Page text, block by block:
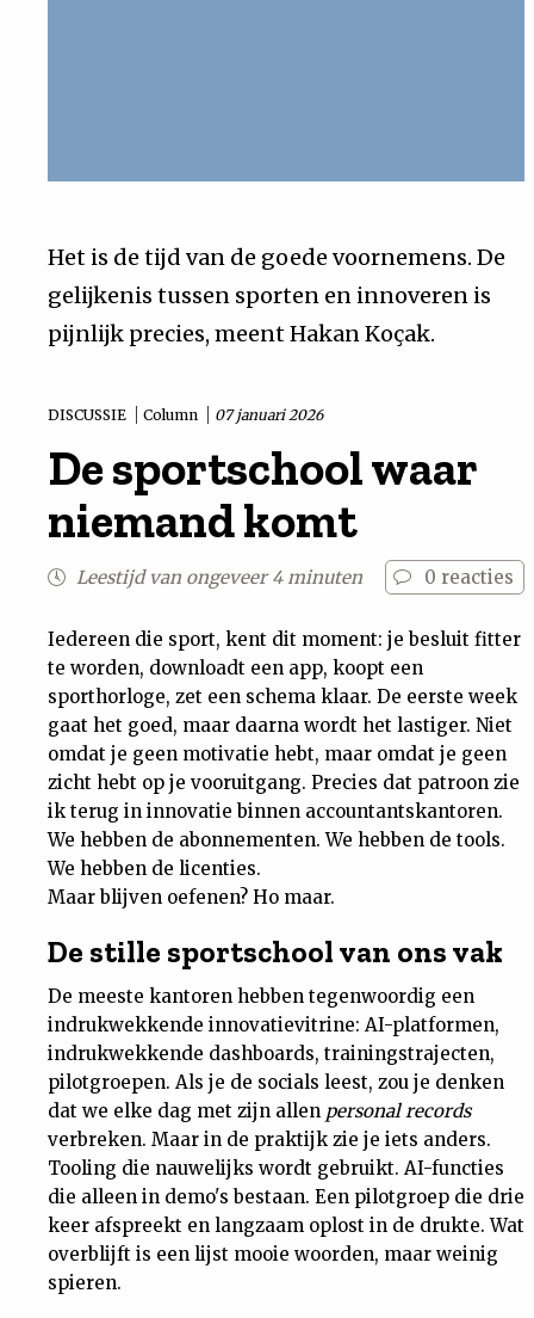
Magazine
Dossiers
Nieuwsbrief
Contact
Het is de tijd van de goede voornemens. De
gelijkenis tussen sporten en innoveren is
pijnlijk precies, meent Hakan Koçak.
DISCUSSIE Column 07 januari 2026
De sportschool waar
niemand komt
Leestijd van ongeveer 4 minuten 0 reacties
Iedereen die sport, kent dit moment: je besluit fitter
te worden, downloadt een app, koopt een
sporthorloge, zet een schema klaar. De eerste week
gaat het goed, maar daarna wordt het lastiger. Niet
omdat je geen motivatie hebt, maar omdat je geen
zicht hebt op je vooruitgang. Precies dat patroon zie
ik terug in innovatie binnen accountantskantoren.
We hebben de abonnementen. We hebben de tools.
We hebben de licenties.
Maar blijven oefenen? Ho maar.
De stille sportschool van ons vak
De meeste kantoren hebben tegenwoordig een
indrukwekkende innovatievitrine: AI-platformen,
indrukwekkende dashboards, trainingstrajecten,
pilotgroepen. Als je de socials leest, zou je denken
dat we elke dag met zijn allen personal records
verbreken. Maar in de praktijk zie je iets anders.
Tooling die nauwelijks wordt gebruikt. AI-functies
die alleen in demo's bestaan. Een pilotgroep die drie
keer afspreekt en langzaam oplost in de drukte. Wat
overblijft is een lijst mooie woorden, maar weinig
spieren.